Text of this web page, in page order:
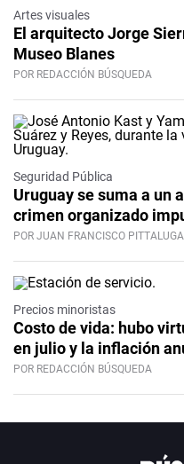
Artes visuales
El arquitecto Jorge
Museo Blanes
POR REDACCIÓN BÚSQUEDA
Seguridad Pública
Uruguay se suma a un
crimen organizado
POR JUAN FRANCISCO PITTALUGA
Precios minoristas
Costo de vida: hubo
en julio y la inflación
POR REDACCIÓN BÚSQUEDA